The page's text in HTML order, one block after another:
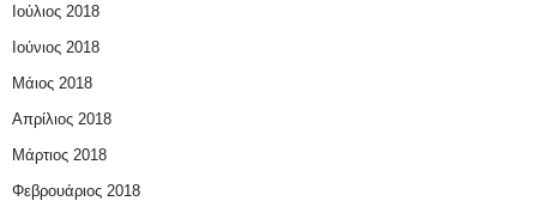
Ιούλιος 2018
Ιούνιος 2018
Μάιος 2018
Απρίλιος 2018
Μάρτιος 2018
Φεβρουάριος 2018